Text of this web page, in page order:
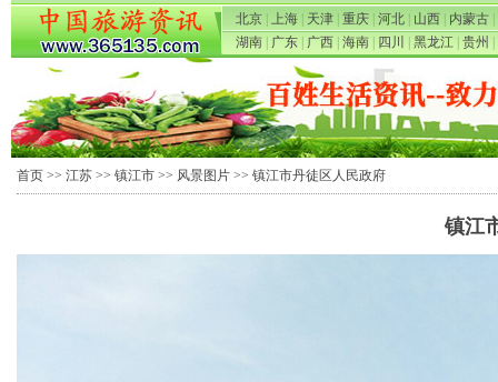
北京 上海 天津 重庆 河北 山西 内蒙古
湖南
广东 广西 海南 四川 黑龙江 贵州
首页 >> 江苏 >> 镇江市 >> 风景图片 >> 镇江市丹徒区人民政府
镇江